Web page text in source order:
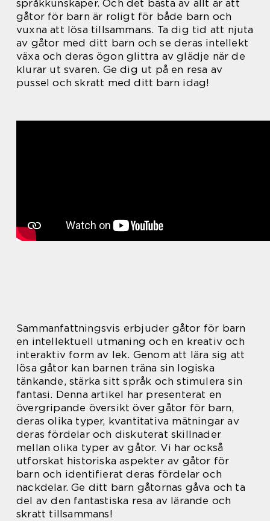
språkkunskaper. Och det bästa av allt är att
gåtor för barn är roligt för både barn och
vuxna att lösa tillsammans. Ta dig tid att njuta
av gåtor med ditt barn och se deras intellekt
växa och deras ögon glittra av glädje när de
klurar ut svaren. Ge dig ut på en resa av
pussel och skratt med ditt barn idag!
Sammanfattningsvis erbjuder gåtor för barn
en intellektuell utmaning och en kreativ och
interaktiv form av lek. Genom att lära sig att
lösa gåtor kan barnen träna sin logiska
tänkande, stärka sitt språk och stimulera sin
fantasi. Denna artikel har presenterat en
övergripande översikt över gåtor för barn,
deras olika typer, kvantitativa mätningar av
deras fördelar och diskuterat skillnader
mellan olika typer av gåtor. Vi har också
utforskat historiska aspekter av gåtor för
barn och identifierat deras fördelar och
nackdelar. Ge ditt barn gåtornas gåva och ta
del av den fantastiska resa av lärande och
skratt tillsammans!